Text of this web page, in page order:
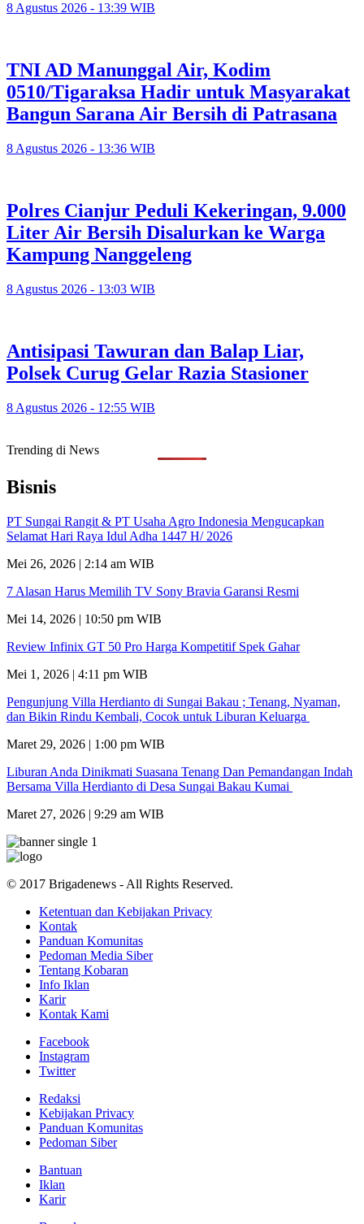
8 Agustus 2026 - 13:39 WIB
TNI AD Manunggal Air, Kodim
0510/Tigaraksa Hadir untuk Masyarakat
Bangun Sarana Air Bersih di Patrasana
8 Agustus 2026 - 13:36 WIB
Polres Cianjur Peduli Kekeringan, 9.000
Liter Air Bersih Disalurkan ke Warga
Kampung Nanggeleng
8 Agustus 2026 - 13:03 WIB
Antisipasi Tawuran dan Balap Liar,
Polsek Curug Gelar Razia Stasioner
8 Agustus 2026 - 12:55 WIB
Trending di News
Bisnis
PT Sungai Rangit & PT Usaha Agro Indonesia Mengucapkan
Selamat Hari Raya Idul Adha 1447 H/ 2026
Mei 26, 2026 | 2:14 am WIB
7 Alasan Harus Memilih TV Sony Bravia Garansi Resmi
Mei 14, 2026 | 10:50 pm WIB
Review Infinix GT 50 Pro Harga Kompetitif Spek Gahar
Mei 1, 2026 | 4:11 pm WIB
Pengunjung Villa Herdianto di Sungai Bakau ; Tenang, Nyaman,
dan Bikin Rindu Kembali, Cocok untuk Liburan Keluarga
Maret 29, 2026 | 1:00 pm WIB
Liburan Anda Dinikmati Suasana Tenang Dan Pemandangan Indah
Bersama Villa Herdianto di Desa Sungai Bakau Kumai
Maret 27, 2026 | 9:29 am WIB
© 2017 Brigadenews - All Rights Reserved.
Ketentuan dan Kebijakan Privacy
Kontak
Panduan Komunitas
Pedoman Media Siber
Tentang Kobaran
Info Iklan
Karir
Kontak Kami
Facebook
Instagram
Twitter
Redaksi
Kebijakan Privacy
Panduan Komunitas
Pedoman Siber
Bantuan
Iklan
Karir